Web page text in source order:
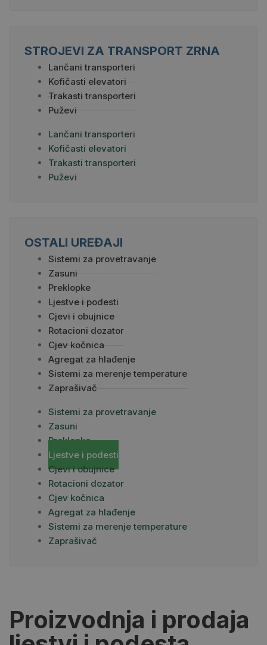
STROJEVI ZA TRANSPORT ZRNA
Lančani transporteri
Kofičasti elevatori
Trakasti transporteri
Puževi
Lančani transporteri
Kofičasti elevatori
Trakasti transporteri
Puževi
OSTALI UREĐAJI
Sistemi za provetravanje
Zasuni
Preklopke
Ljestve i podesti
Cjevi i obujnice
Rotacioni dozator
Cjev kočnica
Agregat za hlađenje
Sistemi za merenje temperature
Zaprašivač
Sistemi za provetravanje
Zasuni
Preklopke
Ljestve i podesti
Cjevi i obujnice
Rotacioni dozator
Cjev kočnica
Agregat za hlađenje
Sistemi za merenje temperature
Zaprašivač
Proizvodnja i prodaja